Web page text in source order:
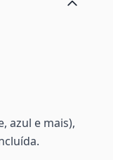
azul e mais),